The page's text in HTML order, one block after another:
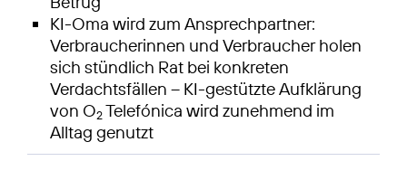
KI-Oma wird zum Ansprechpartner:
Verbraucherinnen und Verbraucher holen
sich stündlich Rat bei konkreten
Verdachtsfällen – KI-gestützte Aufklärung
von O2Telefónica wird zunehmend im
Alltag genutzt